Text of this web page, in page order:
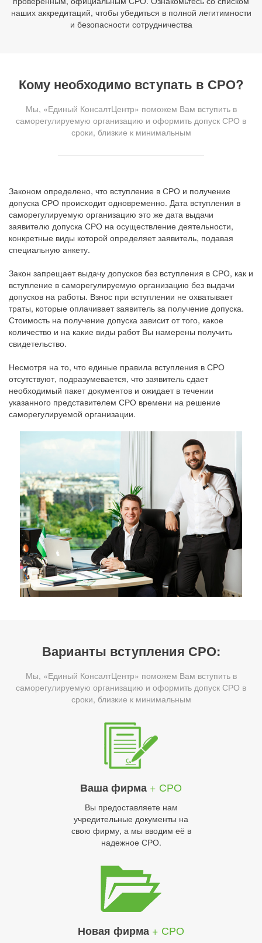
наших аккредитаций, чтобы убедиться в полной легитимности
и безопасности сотрудничества
Кому необходимо вступать в СРО?
Мы, «Единый КонсалтЦентр» поможем Вам вступить в
саморегулируемую организацию и оформить допуск СРО в
сроки, близкие к минимальным
Законом определено, что вступление в СРО и получение
допуска СРО происходит одновременно. Дата вступления в
саморегулируемую организацию это же дата выдачи
заявителю допуска СРО на осуществление деятельности,
конкретные виды которой определяет заявитель, подавая
специальную анкету.
Закон запрещает выдачу допусков без вступления в СРО, как и
вступление в саморегулируемую организацию без выдачи
допусков на работы. Взнос при вступлении не охватывает
траты, которые оплачивает заявитель за получение допуска.
Стоимость на получение допуска зависит от того, какое
количество и на какие виды работ Вы намерены получить
свидетельство.
Несмотря на то, что единые правила вступления в СРО
отсутствуют, подразумевается, что заявитель сдает
необходимый пакет документов и ожидает в течении
указанного представителем СРО времени на решение
саморегулируемой организации.
Варианты вступления СРО:
Мы, «Единый КонсалтЦентр» поможем Вам вступить в
саморегулируемую организацию и оформить допуск СРО в
сроки, близкие к минимальным
Ваша фирма + СРО
Вы предоставляете нам
учредительные документы на
свою фирму, а мы вводим её в
надежное СРО.
Новая фирма + СРО